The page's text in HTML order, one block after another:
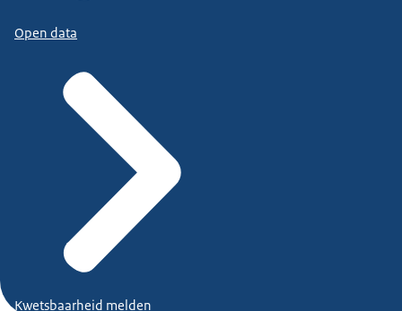
Open data
Kwetsbaarheid melden